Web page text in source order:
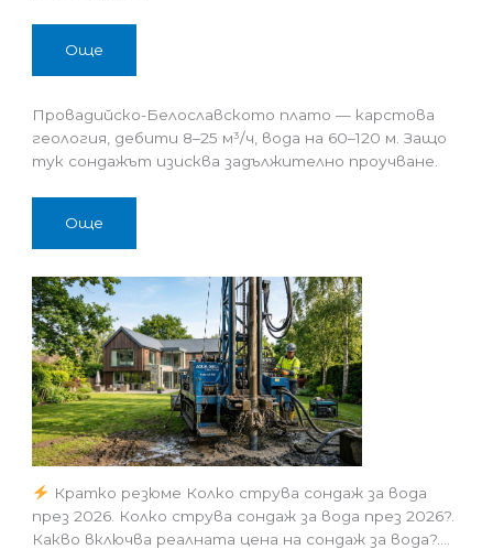
Още
Провадийско-Белославското плато — карстова
геология, дебити 8–25 м³/ч, вода на 60–120 м. Защо
тук сондажът изисква задължително проучване.
Още
Кратко резюме Колко струва сондаж за вода
през 2026. Колко струва сондаж за вода през 2026?.
Какво включва реалната цена на сондаж за вода?.…